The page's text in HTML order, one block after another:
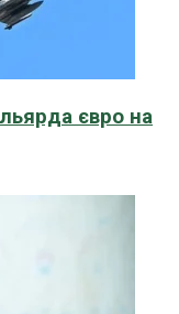
євро на